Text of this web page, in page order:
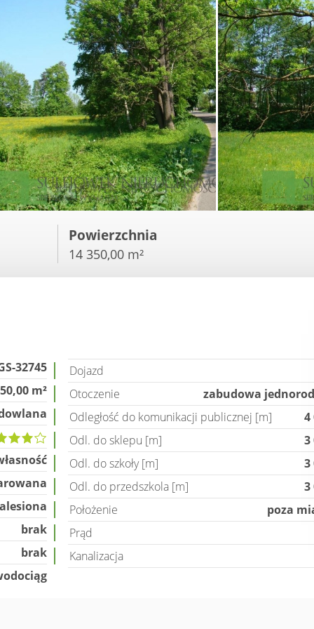
Powierzchnia
14 350,00 m²
32745
m²
brak
brak
Dojazd
Otoczenie
zabudowa
Odległość do komunikacji publicznej [m]
4
Odl. do sklepu [m]
3
Odl. do szkoły [m]
3
Odl. do przedszkola [m]
3
Położenie
poza
Prąd
Kanalizacja